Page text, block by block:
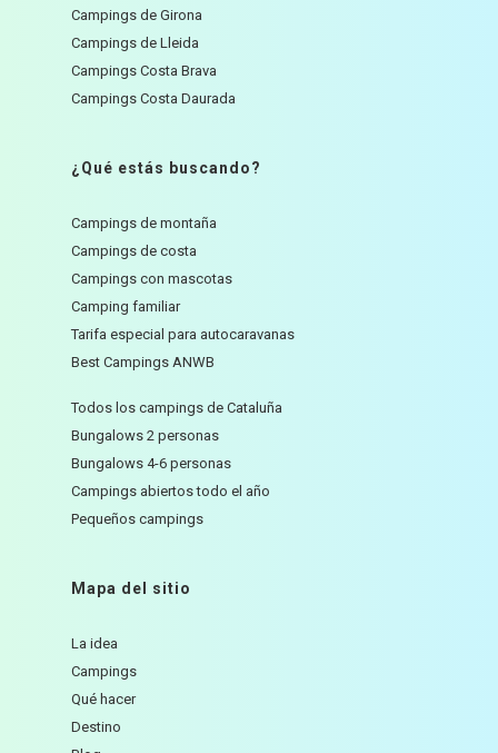
Campings de Girona
Campings de Lleida
Campings Costa Brava
Campings Costa Daurada
¿Qué estás buscando?
Campings de montaña
Campings de costa
Campings con mascotas
Camping familiar
Tarifa especial para autocaravanas
Best Campings ANWB
Todos los campings de Cataluña
Bungalows 2 personas
Bungalows 4-6 personas
Campings abiertos todo el año
Pequeños campings
Mapa del sitio
La idea
Campings
Qué hacer
Destino